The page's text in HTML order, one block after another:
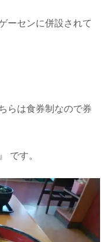
ーセンに併設されて
らは食券制なので券
です。